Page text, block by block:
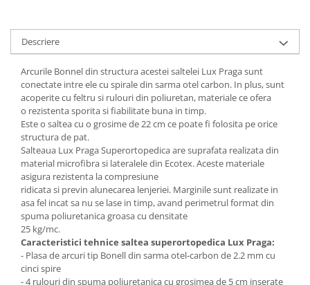
Set mese si scaune gradinita
Mobilier copii
Mobila camera copii
Scaune birou pentru copii
Saltele patuturi copii
Paturi copii
Masa si scaune gradinita
Seturi comode living si dormitor
Descriere
Arcurile Bonnel din structura acestei saltelei Lux Praga sunt
conectate intre ele cu spirale din sarma otel carbon. In plus, sunt
acoperite cu feltru si rulouri din poliuretan, materiale ce ofera
o rezistenta sporita si fiabilitate buna in timp.
Este o saltea cu o grosime de 22 cm ce poate fi folosita pe orice
structura de pat.
Salteaua Lux Praga Superortopedica are suprafata realizata din
material microfibra si lateralele din Ecotex. Aceste materiale
asigura rezistenta la compresiune
ridicata si previn alunecarea lenjeriei. Marginile sunt realizate in
asa fel incat sa nu se lase in timp, avand perimetrul format din
spuma poliuretanica groasa cu densitate
25 kg/mc.
Caracteristici tehnice saltea superortopedica Lux Praga:
- Plasa de arcuri tip Bonell din sarma otel-carbon de 2.2 mm cu
cinci spire
- 4 rulouri din spuma poliuretanica cu grosimea de 5 cm inserate